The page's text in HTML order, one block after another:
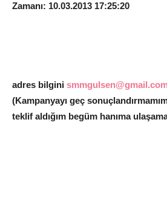
Zamanı: 10.03.2013 17:25:20
adres bilgini
(Kampanyayı geç
teklif aldığım begüm hanıma